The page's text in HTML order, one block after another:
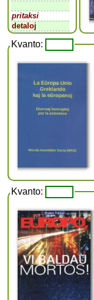
pritaksi
detaloj
Kvanto:
Kvanto: